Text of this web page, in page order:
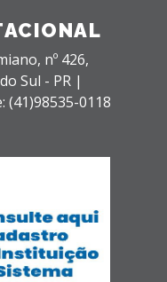
nº 426,
Sul - PR |
(41)98535-0118